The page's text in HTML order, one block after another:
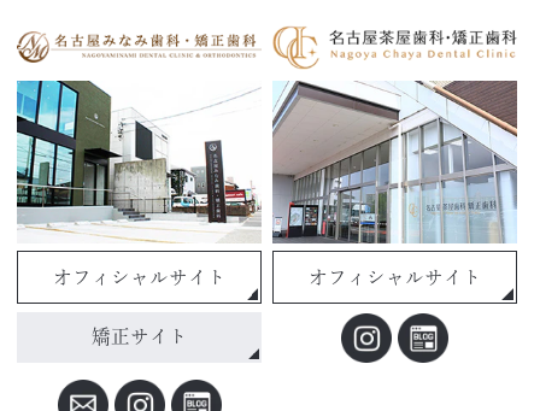
オフィシャルサイト
矯正サイト
オフィシャルサイト